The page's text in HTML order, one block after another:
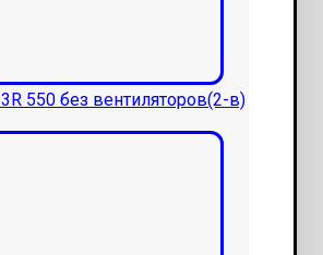
550 без вентиляторов(2-в)